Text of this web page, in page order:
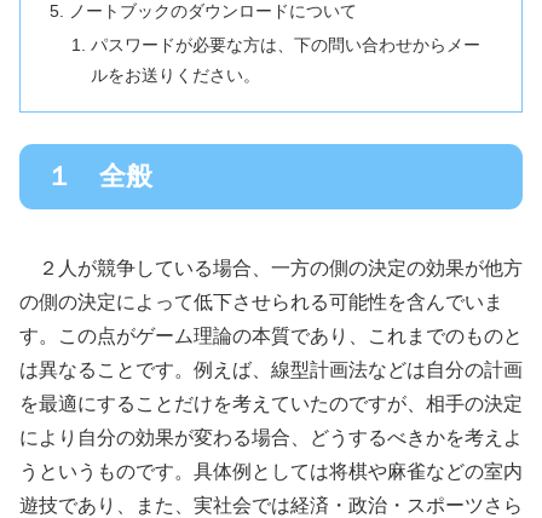
ノートブックのダウンロードについて
パスワードが必要な方は、下の問い合わせからメー
ルをお送りください。
１ 全般
２人が競争している場合、一方の側の決定の効果が他方
の側の決定によって低下させられる可能性を含んでいま
す。この点がゲーム理論の本質であり、これまでのものと
は異なることです。例えば、線型計画法などは自分の計画
を最適にすることだけを考えていたのですが、相手の決定
により自分の効果が変わる場合、どうするべきかを考えよ
うというものです。具体例としては将棋や麻雀などの室内
遊技であり、また、実社会では経済・政治・スポーツさら